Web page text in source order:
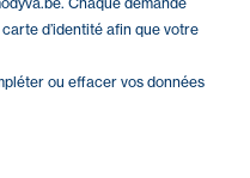
d’identité afin que votre
ou effacer vos données